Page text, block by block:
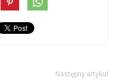
Następny artykuł